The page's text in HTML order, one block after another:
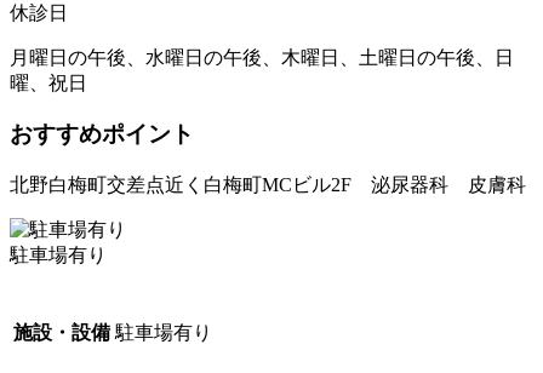
休診日
月曜日の午後、水曜日の午後、木曜日、土曜日の午後、日
曜、祝日
おすすめポイント
北野白梅町交差点近く白梅町MCビル2F 泌尿器科 皮膚科
駐車場有り
施設・設備 駐車場有り